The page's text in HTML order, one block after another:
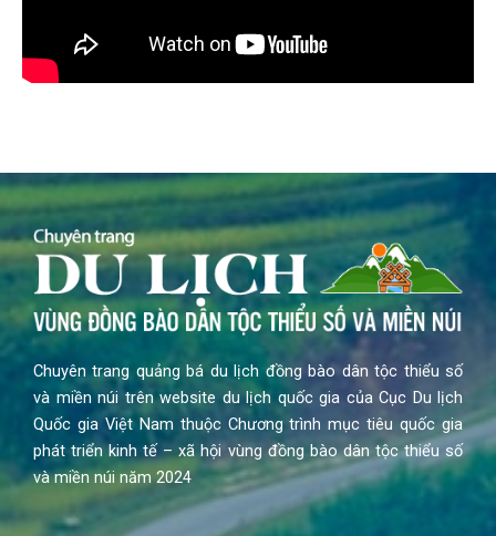
Chuyên trang quảng bá du lịch đồng bào dân tộc thiểu số
và miền núi trên website du lịch quốc gia của Cục Du lịch
Quốc gia Việt Nam thuộc Chương trình mục tiêu quốc gia
phát triển kinh tế – xã hội vùng đồng bào dân tộc thiểu số
và miền núi năm 2024